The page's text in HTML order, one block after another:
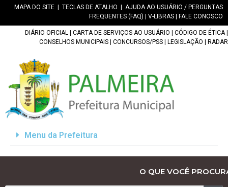
MAPA DO SITE TECLAS DE ATALHO
AJUDA AO USUÁRIO / PERGUNTAS
FREQUENTES (FAQ)
V-LIBRAS FALE CONOSCO
DIÁRIO OFICIAL CARTA DE SERVIÇOS AO USUÁRIO CÓDIGO DE ÉTICA|
CONSELHOS MUNICIPAIS
CONCURSOS/PSS LEGISLAÇÃO RADAR
Menu da Prefeitura
O QUE VOCÊ